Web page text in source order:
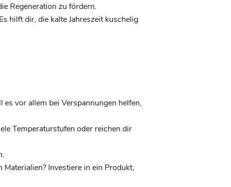
Regeneration zu fördern.
hilft dir, die kalte Jahreszeit kuschelig
vor allem bei Verspannungen helfen,
Temperaturstufen oder reichen dir
Investiere in ein Produkt,